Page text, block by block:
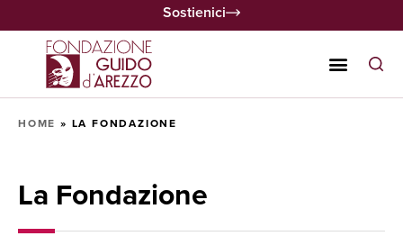
Sostienici
HOME » LA FONDAZIONE
La Fondazione